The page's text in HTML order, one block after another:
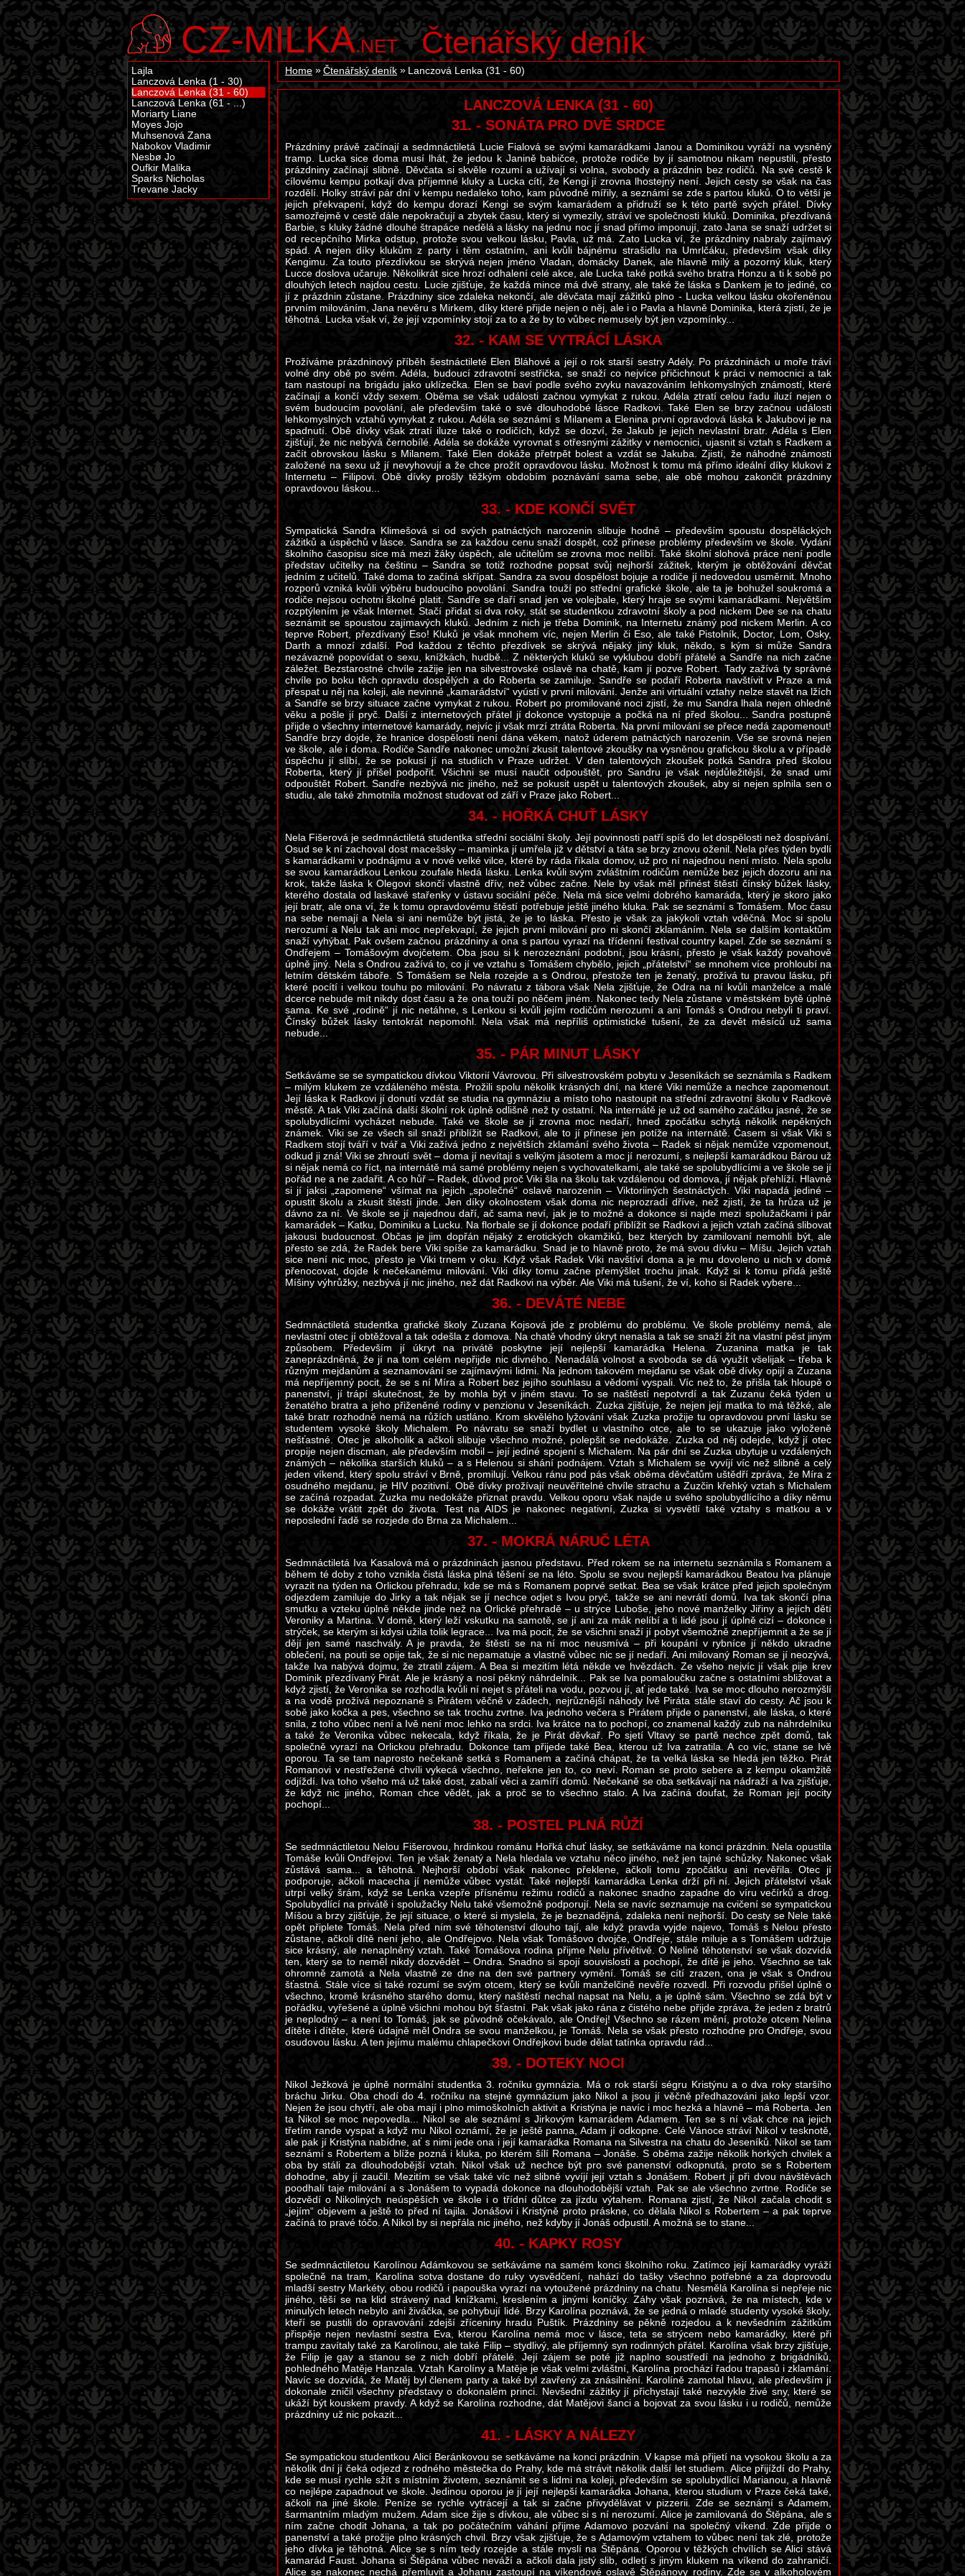
CZ-MILKA.NET Čtenářský deník
Home Čtenářský deník Lanczová Lenka (31 - 60)
LANCZOVÁ LENKA (31 - 60)
31. - SONÁTA PRO DVĚ SRDCE
Prázdniny právě začínají a sedmnáctiletá Lucie Fialová se svými kamarádkami Janou a Dominikou vyráží na vysněný
tramp. Lucka sice doma musí lhát, že jedou k Janině babičce, protože rodiče by jí samotnou nikam nepustili, přesto
prázdniny začínají slibně. Děvčata si skvěle rozumí a užívají si volna, svobody a prázdnin bez rodičů. Na své cestě k
cílovému kempu potkají dva příjemné kluky a Lucka cítí, že Kengi jí zrovna lhostejný není. Jejich cesty se však na čas
rozdělí. Holky stráví pár dní v kempu nedaleko toho, kam původně mířily, a seznámí se zde s partou kluků. O to větší je
jejich překvapení, když do kempu dorazí Kengi se svým kamarádem a přidruží se k této partě svých přátel. Dívky
samozřejmě v cestě dále nepokračují a zbytek času, který si vymezily, stráví ve společnosti kluků. Dominika, přezdívaná
Barbie, s kluky žádné dlouhé štrapáce nedělá a lásky na jednu noc jí snad přímo imponují, zato Jana se snaží udržet si
od recepčního Mirka odstup, protože svou velkou lásku, Pavla, už má. Zato Lucka ví, že prázdniny nabraly zajímavý
spád. A nejen díky klukům z party i těm ostatním, ani kvůli bájnému strašidlu na Umrlčáku, především však díky
Kengimu. Za touto přezdívkou se skrývá nejen jméno Vladan, domácky Danek, ale hlavně milý a pozorný kluk, který
Lucce doslova učaruje. Několikrát sice hrozí odhalení celé akce, ale Lucka také potká svého bratra Honzu a ti k sobě po
dlouhých letech najdou cestu. Lucie zjišťuje, že každá mince má dvě strany, ale také že láska s Dankem je to jediné, co
jí z prázdnin zůstane. Prázdniny sice zdaleka nekončí, ale děvčata mají zážitků plno - Lucka velkou lásku okořeněnou
prvním milováním, Jana nevěru s Mirkem, díky které přijde nejen o něj, ale i o Pavla a hlavně Dominika, která zjistí, že je
těhotná. Lucka však ví, že její vzpomínky stojí za to a že by to vůbec nemusely být jen vzpomínky...
32. - KAM SE VYTRÁCÍ LÁSKA
Prožíváme prázdninový příběh šestnáctileté Elen Bláhové a její o rok starší sestry Adély. Po prázdninách u moře tráví
volné dny obě po svém. Adéla, budoucí zdravotní sestřička, se snaží co nejvíce přičichnout k práci v nemocnici a tak
tam nastoupí na brigádu jako uklízečka. Elen se baví podle svého zvyku navazováním lehkomyslných známostí, které
začínají a končí vždy sexem. Oběma se však události začnou vymykat z rukou. Adéla ztratí celou řadu iluzí nejen o
svém budoucím povolání, ale především také o své dlouhodobé lásce Radkovi. Také Elen se brzy začnou události
lehkomyslných vztahů vymykat z rukou. Adéla se seznámí s Milanem a Elenina první opravdová láska k Jakubovi je na
spadnutí. Obě dívky však ztratí iluze také o rodičích, když se dozví, že Jakub je jejich nevlastní bratr. Adéla s Elen
zjišťují, že nic nebývá černobílé. Adéla se dokáže vyrovnat s otřesnými zážitky v nemocnici, ujasnit si vztah s Radkem a
začít obrovskou lásku s Milanem. Také Elen dokáže přetrpět bolest a vzdát se Jakuba. Zjistí, že náhodné známosti
založené na sexu už jí nevyhovují a že chce prožít opravdovou lásku. Možnost k tomu má přímo ideální díky klukovi z
Internetu – Filipovi. Obě dívky prošly těžkým obdobím poznávání sama sebe, ale obě mohou zakončit prázdniny
opravdovou láskou...
33. - KDE KONČÍ SVĚT
Sympatická Sandra Klimešová si od svých patnáctých narozenin slibuje hodně – především spoustu dospěláckých
zážitků a úspěchů v lásce. Sandra se za každou cenu snaží dospět, což přinese problémy především ve škole. Vydání
školního časopisu sice má mezi žáky úspěch, ale učitelům se zrovna moc nelíbí. Také školní slohová práce není podle
představ učitelky na češtinu – Sandra se totiž rozhodne popsat svůj nejhorší zážitek, kterým je obtěžování děvčat
jedním z učitelů. Také doma to začíná skřípat. Sandra za svou dospělost bojuje a rodiče jí nedovedou usměrnit. Mnoho
rozporů vzniká kvůli výběru budoucího povolání. Sandra touží po střední grafické škole, ale ta je bohužel soukromá a
rodiče nejsou ochotni školné platit. Sandře se daří snad jen ve volejbale, který hraje se svými kamarádkami. Největším
rozptýlením je však Internet. Stačí přidat si dva roky, stát se studentkou zdravotní školy a pod nickem Dee se na chatu
seznámit se spoustou zajímavých kluků. Jedním z nich je třeba Dominik, na Internetu známý pod nickem Merlin. A co
teprve Robert, přezdívaný Eso! Kluků je však mnohem víc, nejen Merlin či Eso, ale také Pistolník, Doctor, Lom, Osky,
Darth a mnozí zdalší. Pod každou z těchto přezdívek se skrývá nějaký jiný kluk, někdo, s kým si může Sandra
nezávazně popovídat o sexu, knížkách, hudbě... Z některých kluků se vyklubou dobří přátelé a Sandře na nich začne
záležet. Bezstarostné chvíle zažije jen na silvestrovské oslavě na chatě, kam jí pozve Robert. Tady zažívá ty správné
chvíle po boku těch opravdu dospělých a do Roberta se zamiluje. Sandře se podaří Roberta navštívit v Praze a má
přespat u něj na koleji, ale nevinné „kamarádství“ vyústí v první milování. Jenže ani virtuální vztahy nelze stavět na lžích
a Sandře se brzy situace začne vymykat z rukou. Robert po promilované noci zjistí, že mu Sandra lhala nejen ohledně
věku a pošle jí pryč. Další z internetových přátel jí dokonce vystopuje a počká na ní před školou... Sandra postupně
přijde o všechny internetové kamarády, nejvíc jí však mrzí ztráta Roberta. Na první milování se přece nedá zapomenout!
Sandře brzy dojde, že hranice dospělosti není dána věkem, natož úderem patnáctých narozenin. Vše se srovná nejen
ve škole, ale i doma. Rodiče Sandře nakonec umožní zkusit talentové zkoušky na vysněnou grafickou školu a v případě
úspěchu jí slíbí, že se pokusí jí na studiích v Praze udržet. V den talentových zkoušek potká Sandra před školou
Roberta, který jí přišel podpořit. Všichni se musí naučit odpouštět, pro Sandru je však nejdůležitější, že snad umí
odpouštět Robert. Sandře nezbývá nic jiného, než se pokusit uspět u talentových zkoušek, aby si nejen splnila sen o
studiu, ale také zhmotnila možnost studovat od září v Praze jako Robert...
34. - HOŘKÁ CHUŤ LÁSKY
Nela Fišerová je sedmnáctiletá studentka střední sociální školy. Její povinnosti patří spíš do let dospělosti než dospívání.
Osud se k ní zachoval dost macešsky – maminka jí umřela již v dětství a táta se brzy znovu oženil. Nela přes týden bydlí
s kamarádkami v podnájmu a v nové velké vilce, které by ráda říkala domov, už pro ní najednou není místo. Nela spolu
se svou kamarádkou Lenkou zoufale hledá lásku. Lenka kvůli svým zvláštním rodičům nemůže bez jejich dozoru ani na
krok, takže láska k Olegovi skončí vlastně dřív, než vůbec začne. Nele by však měl přinést štěstí čínský bůžek lásky,
kterého dostala od laskavé stařenky v ústavu sociální péče. Nela má sice velmi dobrého kamaráda, který je skoro jako
její bratr, ale ona ví, že k tomu opravdovému štěstí potřebuje ještě jiného kluka. Pak se seznámí s Tomášem. Moc času
na sebe nemají a Nela si ani nemůže být jistá, že je to láska. Přesto je však za jakýkoli vztah vděčná. Moc si spolu
nerozumí a Nelu tak ani moc nepřekvapí, že jejich první milování pro ni skončí zklamáním. Nela se dalším kontaktům
snaží vyhýbat. Pak ovšem začnou prázdniny a ona s partou vyrazí na třídenní festival country kapel. Zde se seznámí s
Ondřejem – Tomášovým dvojčetem. Oba jsou si k nerozeznání podobní, jsou krásní, přesto je však každý povahově
úplně jiný. Nela s Ondrou zažívá to, co jí ve vztahu s Tomášem chybělo, jejich „přátelství“ se mnohem více prohloubí na
letním dětském táboře. S Tomášem se Nela rozejde a s Ondrou, přestože ten je ženatý, prožívá tu pravou lásku, při
které pocítí i velkou touhu po milování. Po návratu z tábora však Nela zjišťuje, že Odra na ní kvůli manželce a malé
dcerce nebude mít nikdy dost času a že ona touží po něčem jiném. Nakonec tedy Nela zůstane v městském bytě úplně
sama. Ke své „rodině“ jí nic netáhne, s Lenkou si kvůli jejím rodičům nerozumí a ani Tomáš s Ondrou nebyli ti praví.
Čínský bůžek lásky tentokrát nepomohl. Nela však má nepříliš optimistické tušení, že za devět měsíců už sama
nebude...
35. - PÁR MINUT LÁSKY
Setkáváme se se sympatickou dívkou Viktorií Vávrovou. Při silvestrovském pobytu v Jeseníkách se seznámila s Radkem
– milým klukem ze vzdáleného města. Prožili spolu několik krásných dní, na které Viki nemůže a nechce zapomenout.
Její láska k Radkovi jí donutí vzdát se studia na gymnáziu a místo toho nastoupit na střední zdravotní školu v Radkově
městě. A tak Viki začíná další školní rok úplně odlišně než ty ostatní. Na internátě je už od samého začátku jasné, že se
spolubydlícími vycházet nebude. Také ve škole se jí zrovna moc nedaří, hned zpočátku schytá několik nepěkných
známek. Viki se ze všech sil snaží přiblížit se Radkovi, ale to jí přinese jen potíže na internátě. Časem si však Viki s
Radkem stojí tváří v tvář a Viki zažívá jedno z největších zklamání svého života – Radek si nějak nemůže vzpomenout,
odkud ji zná! Viki se zhroutí svět – doma jí nevítají s velkým jásotem a moc jí nerozumí, s nejlepší kamarádkou Bárou už
si nějak nemá co říct, na internátě má samé problémy nejen s vychovatelkami, ale také se spolubydlícími a ve škole se jí
pořád ne a ne zadařit. A co hůř – Radek, důvod proč Viki šla na školu tak vzdálenou od domova, jí nějak přehlíží. Hlavně
si jí jaksi „zapomene“ všímat na jejich „společné“ oslavě narozenin – Viktoriiných šestnáctých. Viki napadá jediné –
opustit školu a zkusit štěstí jinde. Jen díky okolnostem však doma nic neprozradí dříve, než zjistí, že ta hrůza už je
dávno za ní. Ve škole se jí najednou daří, ač sama neví, jak je to možné a dokonce si najde mezi spolužačkami i pár
kamarádek – Katku, Dominiku a Lucku. Na florbale se jí dokonce podaří přiblížit se Radkovi a jejich vztah začíná slibovat
jakousi budoucnost. Občas je jim dopřán nějaký z erotických okamžiků, bez kterých by zamilovaní nemohli být, ale
přesto se zdá, že Radek bere Viki spíše za kamarádku. Snad je to hlavně proto, že má svou dívku – Míšu. Jejich vztah
sice není nic moc, přesto je Viki trnem v oku. Když však Radek Viki navštíví doma a je mu dovoleno u nich v domě
přenocovat, dojde k nečekanému milování. Viki díky tomu začne přemýšlet trochu jinak. Když si k tomu přidá ještě
Míšiny výhrůžky, nezbývá jí nic jiného, než dát Radkovi na výběr. Ale Viki má tušení, že ví, koho si Radek vybere...
36. - DEVÁTÉ NEBE
Sedmnáctiletá studentka grafické školy Zuzana Kojsová jde z problému do problému. Ve škole problémy nemá, ale
nevlastní otec jí obtěžoval a tak odešla z domova. Na chatě vhodný úkryt nenašla a tak se snaží žít na vlastní pěst jiným
způsobem. Především jí úkryt na privátě poskytne její nejlepší kamarádka Helena. Zuzanina matka je tak
zaneprázdněná, že jí na tom celém nepřijde nic divného. Nenadálá volnost a svoboda se dá využít všelijak – třeba k
různým mejdanům a seznamování se zajímavými lidmi. Na jednom takovém mejdanu se však obě dívky opijí a Zuzana
má nepříjemný pocit, že se s ní Míra a Robert bez jejího souhlasu a vědomí vyspali. Víc než to, že přišla tak hloupě o
panenství, jí trápí skutečnost, že by mohla být v jiném stavu. To se naštěstí nepotvrdí a tak Zuzanu čeká týden u
ženatého bratra a jeho přiženěné rodiny v penzionu v Jeseníkách. Zuzka zjišťuje, že nejen její matka to má těžké, ale
také bratr rozhodně nemá na růžích ustláno. Krom skvělého lyžování však Zuzka prožije tu opravdovou první lásku se
studentem vysoké školy Michalem. Po návratu se snaží bydlet u vlastního otce, ale to se ukazuje jako vyloženě
nešťastné. Otec je alkoholik a ačkoli slibuje všechno možné, polepšit se nedokáže. Zuzka od něj odejde, když jí otec
propije nejen discman, ale především mobil – její jediné spojení s Michalem. Na pár dní se Zuzka ubytuje u vzdálených
známých – několika starších kluků – a s Helenou si shání podnájem. Vztah s Michalem se vyvíjí víc než slibně a celý
jeden víkend, který spolu stráví v Brně, promilují. Velkou ránu pod pás však oběma děvčatům uštědří zpráva, že Míra z
osudného mejdanu, je HIV pozitivní. Obě dívky prožívají neuvěřitelné chvíle strachu a Zuzčin křehký vztah s Michalem
se začíná rozpadat. Zuzka mu nedokáže přiznat pravdu. Velkou oporu však najde u svého spolubydlícího a díky němu
se dokáže vrátit zpět do života. Test na AIDS je nakonec negativní, Zuzka si vysvětlí také vztahy s matkou a v
neposlední řadě se rozjede do Brna za Michalem...
37. - MOKRÁ NÁRUČ LÉTA
Sedmnáctiletá Iva Kasalová má o prázdninách jasnou představu. Před rokem se na internetu seznámila s Romanem a
během té doby z toho vznikla čistá láska plná těšení se na léto. Spolu se svou nejlepší kamarádkou Beatou Iva plánuje
vyrazit na týden na Orlickou přehradu, kde se má s Romanem poprvé setkat. Bea se však krátce před jejich společným
odjezdem zamiluje do Jirky a tak nějak se jí nechce odjet s Ivou pryč, takže se ani nevrátí domů. Iva tak skončí plna
smutku a vzteku úplně někde jinde než na Orlické přehradě – u strýce Luboše, jeho nové manželky Jiřiny a jejích dětí
Veroniky a Martina. V domě, který leží vskutku na samotě, se jí ani za mák nelíbí a ti lidé jsou jí úplně cizí – dokonce i
strýček, se kterým si kdysi užila tolik legrace... Iva má pocit, že se všichni snaží jí pobyt všemožně znepříjemnit a že se jí
dějí jen samé naschvály. A je pravda, že štěstí se na ní moc neusmívá – při koupání v rybníce jí někdo ukradne
oblečení, na pouti se opije tak, že si nic nepamatuje a vlastně vůbec nic se jí nedaří. Ani milovaný Roman se jí neozývá,
takže Iva nabývá dojmu, že ztratil zájem. A Bea si mezitím létá někde ve hvězdách. Ze všeho nejvíc jí však pije krev
Dominik přezdívaný Pirát. Ale je krásný a nosí pěkný náhrdelník... Pak se Iva pomaloučku začne s ostatními sbližovat a
když zjistí, že Veronika se rozhodla kvůli ní nejet s přáteli na vodu, pozvou jí, ať jede také. Iva se moc dlouho nerozmýšlí
a na vodě prožívá nepoznané s Pirátem věčně v zádech, nejrůznější náhody Ivě Piráta stále staví do cesty. Ač jsou k
sobě jako kočka a pes, všechno se tak trochu zvrtne. Iva jednoho večera s Pirátem přijde o panenství, ale láska, o které
snila, z toho vůbec není a Ivě není moc lehko na srdci. Iva krátce na to pochopí, co znamenal každý zub na náhrdelníku
a také že Veronika vůbec nekecala, když říkala, že je Pirát děvkař. Po sjetí Vltavy se partě nechce zpět domů, tak
společně vyrazí na Orlickou přehradu. Dokonce tam přijede také Bea, kterou už Iva zatratila. A co víc, stane se Ivě
oporou. Ta se tam naprosto nečekaně setká s Romanem a začíná chápat, že ta velká láska se hledá jen těžko. Pirát
Romanovi v nestřežené chvíli vykecá všechno, neřekne jen to, co neví. Roman se proto sebere a z kempu okamžitě
odjíždí. Iva toho všeho má už také dost, zabalí věci a zamíří domů. Nečekaně se oba setkávají na nádraží a Iva zjišťuje,
že když nic jiného, Roman chce vědět, jak a proč se to všechno stalo. A Iva začíná doufat, že Roman její pocity
pochopí...
38. - POSTEL PLNÁ RŮŽÍ
Se sedmnáctiletou Nelou Fišerovou, hrdinkou románu Hořká chuť lásky, se setkáváme na konci prázdnin. Nela opustila
Tomáše kvůli Ondřejovi. Ten je však ženatý a Nela hledala ve vztahu něco jiného, než jen tajné schůzky. Nakonec však
zůstává sama... a těhotná. Nejhorší období však nakonec překlene, ačkoli tomu zpočátku ani nevěřila. Otec jí
podporuje, ačkoli macecha jí nemůže vůbec vystát. Také nejlepší kamarádka Lenka drží při ní. Jejich přátelství však
utrpí velký šrám, když se Lenka vzepře přísnému režimu rodičů a nakonec snadno zapadne do víru večírků a drog.
Spolubydlící na privátě i spolužačky Nelu také všemožně podporují. Nela se navíc seznamuje na cvičení se sympatickou
Míšou a brzy zjišťuje, že její situace, o které si myslela, že je beznadějná, zdaleka není nejhorší. Do cesty se Nele také
opět připlete Tomáš. Nela před ním své těhotenství dlouho tají, ale když pravda vyjde najevo, Tomáš s Nelou přesto
zůstane, ačkoli dítě není jeho, ale Ondřejovo. Nela však Tomášovo dvojče, Ondřeje, stále miluje a s Tomášem udržuje
sice krásný, ale nenaplněný vztah. Také Tomášova rodina přijme Nelu přívětivě. O Nelině těhotenství se však dozvídá
ten, který se to neměl nikdy dozvědět – Ondra. Snadno si spojí souvislosti a pochopí, že dítě je jeho. Všechno se tak
ohromně zamotá a Nela vlastně ze dne na den své partnery vymění. Tomáš se cítí zrazen, ona je však s Ondrou
šťastná. Stále více si také rozumí se svým otcem, který se kvůli manželčině nevěře rozvedl. Při rozvodu přišel úplně o
všechno, kromě krásného starého domu, který naštěstí nechal napsat na Nelu, a je úplně sám. Všechno se zdá být v
pořádku, vyřešené a úplně všichni mohou být šťastní. Pak však jako rána z čistého nebe přijde zpráva, že jeden z bratrů
je neplodný – a není to Tomáš, jak se původně očekávalo, ale Ondřej! Všechno se rázem mění, protože otcem Nelina
dítěte i dítěte, které údajně měl Ondra se svou manželkou, je Tomáš. Nela se však přesto rozhodne pro Ondřeje, svou
osudovou lásku. A ten jejímu malému chlapečkovi Ondřejkovi bude dělat tatínka opravdu rád...
39. - DOTEKY NOCI
Nikol Ježková je úplně normální studentka 3. ročníku gymnázia. Má o rok starší ségru Kristýnu a o dva roky staršího
bráchu Jirku. Oba chodí do 4. ročníku na stejné gymnázium jako Nikol a jsou jí věčně předhazováni jako lepší vzor.
Nejen že jsou chytří, ale oba mají i plno mimoškolních aktivit a Kristýna je navíc i moc hezká a hlavně – má Roberta. Jen
ta Nikol se moc nepovedla... Nikol se ale seznámí s Jirkovým kamarádem Adamem. Ten se s ní však chce na jejich
třetím rande vyspat a když mu Nikol oznámí, že je ještě panna, Adam jí odkopne. Celé Vánoce stráví Nikol v tesknotě,
ale pak jí Kristýna nabídne, ať s nimi jede ona i její kamarádka Romana na Silvestra na chatu do Jeseníků. Nikol se tam
seznámí s Robertem a blíže pozná i kluka, po kterém šílí Romana – Jonáše. S oběma zažije několik horkých chvilek a
oba by stáli za dlouhodobější vztah. Nikol však už nechce být pro své panenství odkopnutá, proto se s Robertem
dohodne, aby jí zaučil. Mezitím se však také víc než slibně vyvíjí její vztah s Jonášem. Robert jí při dvou návštěvách
poodhalí taje milování a s Jonášem to vypadá dokonce na dlouhodobější vztah. Pak se ale všechno zvrtne. Rodiče se
dozvědí o Nikoliných neúspěších ve škole i o třídní důtce za jízdu výtahem. Romana zjistí, že Nikol začala chodit s
„jejím“ objevem a ještě to před ní tajila. Jonášovi i Kristýně proto práskne, co dělala Nikol s Robertem – a pak teprve
začíná to pravé tóčo. A Nikol by si nepřála nic jiného, než kdyby jí Jonáš odpustil. A možná se to stane...
40. - KAPKY ROSY
Se sedmnáctiletou Karolínou Adámkovou se setkáváme na samém konci školního roku. Zatímco její kamarádky vyráží
společně na tram, Karolína sotva dostane do ruky vysvědčení, nahází do tašky všechno potřebné a za doprovodu
mladší sestry Markéty, obou rodičů i papouška vyrazí na vytoužené prázdniny na chatu. Nesmělá Karolína si nepřeje nic
jiného, těší se na klid strávený nad knížkami, kreslením a jinými koníčky. Záhy však poznává, že na místech, kde v
minulých letech nebylo ani živáčka, se pohybují lidé. Brzy Karolína poznává, že se jedná o mladé studenty vysoké školy,
kteří se pustili do opravování zdejší zříceniny hradu Puštík. Prázdniny se pěkně rozjedou a k nevšedním zážitkům
přispěje nejen nevlastní sestra Eva, kterou Karolína nemá moc v lásce, teta se strýcem nebo kamarádky, které při
trampu zavítaly také za Karolínou, ale také Filip – stydlivý, ale příjemný syn rodinných přátel. Karolína však brzy zjišťuje,
že Filip je gay a stanou se z nich dobří přátelé. Její zájem se poté již naplno soustředí na jednoho z brigádníků,
pohledného Matěje Hanzala. Vztah Karolíny a Matěje je však velmi zvláštní, Karolína prochází řadou trapasů i zklamání.
Navíc se dozvídá, že Matěj byl členem party a také byl zavřený za znásilnění. Karolíně zamotal hlavu, ale především jí
dokonale zničil všechny představy o dokonalém princi. Nevšední zážitky jí přichystají také nezvykle živé sny, které se
ukáží být kouskem pravdy. A když se Karolína rozhodne, dát Matějovi šanci a bojovat za svou lásku i u rodičů, nemůže
prázdniny už nic pokazit...
41. - LÁSKY A NÁLEZY
Se sympatickou studentkou Alicí Beránkovou se setkáváme na konci prázdnin. V kapse má přijetí na vysokou školu a za
několik dní jí čeká odjezd z rodného městečka do Prahy, kde má strávit několik další let studiem. Alice přijíždí do Prahy,
kde se musí rychle sžít s místním životem, seznámit se s lidmi na koleji, především se spolubydlící Marianou, a hlavně
co nejlépe zapadnout ve škole. Jedinou oporou je jí její nejlepší kamarádka Johana, kterou studium v Praze čeká také,
ačkoli na jiné škole. Peníze se rychle vytrácejí a tak si začne přivydělávat v pizzerii. Zde se seznámí s Adamem,
šarmantním mladým mužem. Adam sice žije s dívkou, ale vůbec si s ní nerozumí. Alice je zamilovaná do Štěpána, ale s
ním začne chodit Johana, a tak po počátečním váhání přijme Adamovo pozvání na společný víkend. Zde přijde o
panenství a také prožije plno krásných chvil. Brzy však zjišťuje, že s Adamovým vztahem to vůbec není tak zlé, protože
jeho dívka je těhotná. Alice se s ním tedy rozejde a stále myslí na Štěpána. Oporou v těžkých chvílích se Alici stává
kamarád Faust. Johana si Štěpána vůbec neváží a ačkoli dala jistý slib, odletí s jiným klukem na víkend do zahraničí.
Alice se nakonec nechá přemluvit a Johanu zastoupí na víkendové oslavě Štěpánovy rodiny. Zde se v alkoholovém
Lajla
Lanczová Lenka (1 - 30)
Lanczová Lenka (31 - 60)
Lanczová Lenka (61 - ...)
Moriarty Liane
Moyes Jojo
Muhsenová Zana
Nabokov Vladimir
Nesbø Jo
Oufkir Malika
Sparks Nicholas
Trevane Jacky